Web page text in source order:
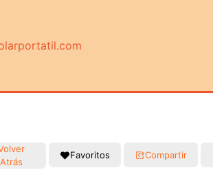
Atrás
Favoritos Compartir